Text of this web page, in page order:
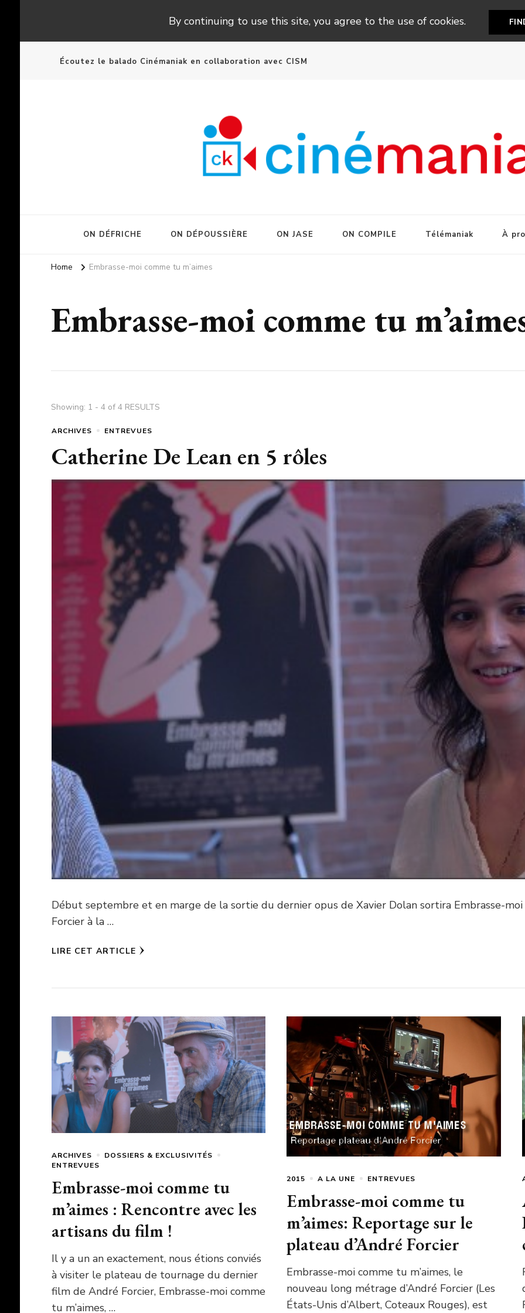
By continuing to use this site, you agree to the use of cookies.
Écoutez le balado Cinémaniak en collaboration avec CISM
ON DÉFRICHE ON DÉPOUSSIÈRE ON JASE ON COMPILE Télémaniak À
Home Embrasse-moi comme tu m’aimes
Embrasse-moi comme tu
Showing: 1 - 4 of 4 RESULTS
ARCHIVES ENTREVUES
Catherine De Lean en 5 rôles
Début septembre et en marge de la sortie du dernier opus de Xavier Dolan sortira Embrasse-moi
Forcier à la …
LIRE CET ARTICLE
ARCHIVES
DOSSIERS & EXCLUSIVITÉS
ENTREVUES
Embrasse-moi comme tu
m’aimes : Rencontre avec les
artisans du film !
Il y a un an exactement, nous étions conviés
à visiter le plateau de tournage du dernier
film de André Forcier, Embrasse-moi comme
tu m’aimes, …
2015 A LA UNE ENTREVUES
Embrasse-moi comme tu
m’aimes: Reportage sur le
plateau d’André Forcier
Embrasse-moi comme tu m’aimes, le
nouveau long métrage d’André Forcier (Les
États-Unis d’Albert, Coteaux Rouges), est